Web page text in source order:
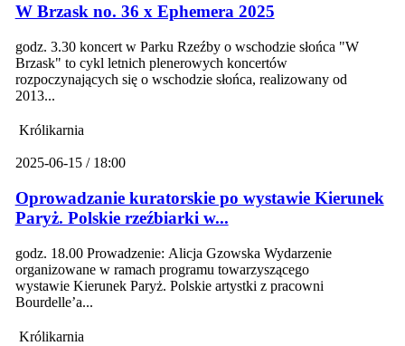
W Brzask no. 36 x Ephemera 2025
godz. 3.30 koncert w Parku Rzeźby o wschodzie słońca "W
Brzask" to cykl letnich plenerowych koncertów
rozpoczynających się o wschodzie słońca, realizowany od
2013...
Królikarnia
2025-06-15 / 18:00
Oprowadzanie kuratorskie po wystawie Kierunek
Paryż. Polskie rzeźbiarki w...
godz. 18.00 Prowadzenie: Alicja Gzowska Wydarzenie
organizowane w ramach programu towarzyszącego
wystawie Kierunek Paryż. Polskie artystki z pracowni
Bourdelle’a...
Królikarnia